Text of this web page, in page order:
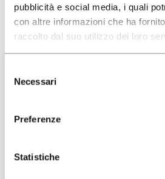
pubblicità e social media, i quali
con altre informazioni che ha
raccolto dal suo utilizzo dei loro
delNecessari
Preferenze
Statistiche
Ti potrebbe